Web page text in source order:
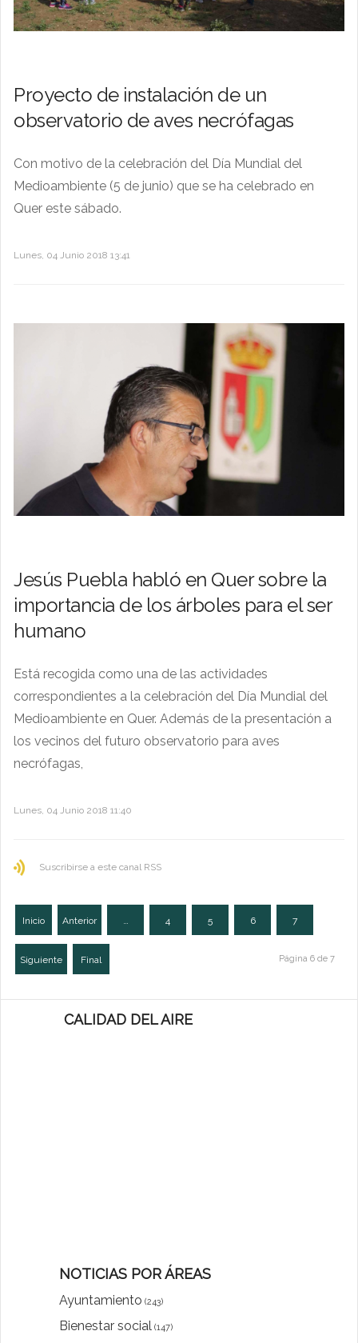
Proyecto de instalación de un
observatorio de aves necrófagas
Con motivo de la celebración del Día Mundial del
Medioambiente (5 de junio) que se ha celebrado en
Quer este sábado.
Lunes, 04 Junio 2018 13:41
Jesús Puebla habló en Quer sobre la
importancia de los árboles para el ser
humano
Está recogida como una de las actividades
correspondientes a la celebración del Día Mundial del
Medioambiente en Quer. Además de la presentación a
los vecinos del futuro observatorio para aves
necrófagas,
Lunes, 04 Junio 2018 11:40
Suscribirse a este canal RSS
Inicio Anterior … 4 5 6 7
Siguiente Final Página 6 de 7
CALIDAD DEL AIRE
NOTICIAS POR ÁREAS
Ayuntamiento (243)
Bienestar social (147)